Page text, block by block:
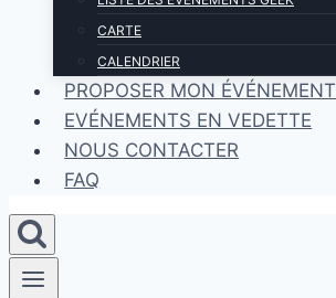
CARTE
CALENDRIER
PROPOSER MON ÉVÉNEMENT
EVÉNEMENTS EN VEDETTE
NOUS CONTACTER
FAQ